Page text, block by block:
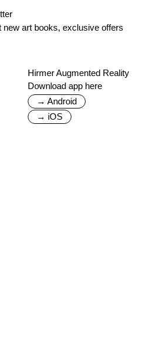
art books, exclusive offers
Hirmer Augmented Reality
Download app here
→ Android
→ iOS